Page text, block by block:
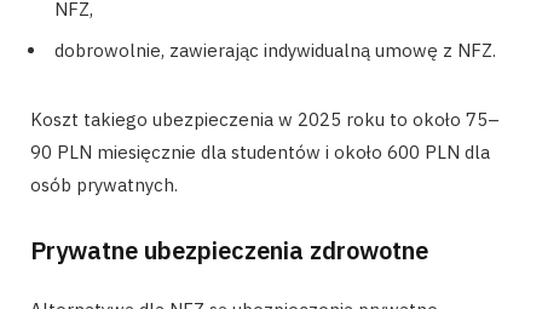
NFZ,
dobrowolnie, zawierając indywidualną umowę z NFZ.
Koszt takiego ubezpieczenia w 2025 roku to około 75–
90 PLN miesięcznie dla studentów i około 600 PLN dla
osób prywatnych.
Prywatne ubezpieczenia zdrowotne